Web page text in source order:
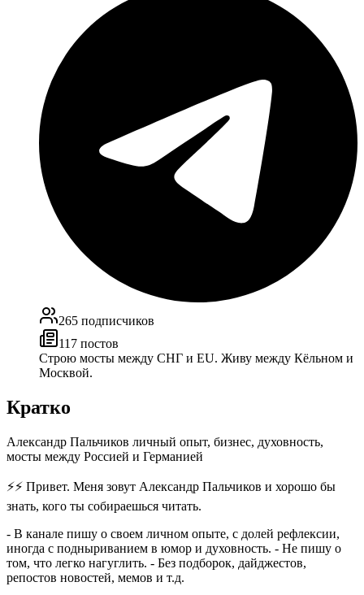
265 подписчиков
117 постов
Строю мосты между СНГ и EU. Живу между Кёльном и
Москвой.
Кратко
Александр Пальчиков личный опыт, бизнес, духовность,
мосты между Россией и Германией
⚡⚡ Привет. Меня зовут Александр Пальчиков и хорошо бы
знать, кого ты собираешься читать.
- В канале пишу о своем личном опыте, с долей рефлексии,
иногда с подныриванием в юмор и духовность. - Не пишу о
том, что легко нагуглить. - Без подборок, дайджестов,
репостов новостей, мемов и т.д.